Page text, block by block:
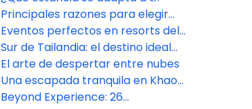
Principales razones para elegir
una estancia en un resort en el
sur de Tailandia
Eventos perfectos en resorts del
sur de Tailandia
Sur de Tailandia: el destino ideal
para todo tipo de viajero
El arte de despertar entre nubes
Una escapada tranquila en Khao
Lak, Phang Nga
Beyond Experience: 26